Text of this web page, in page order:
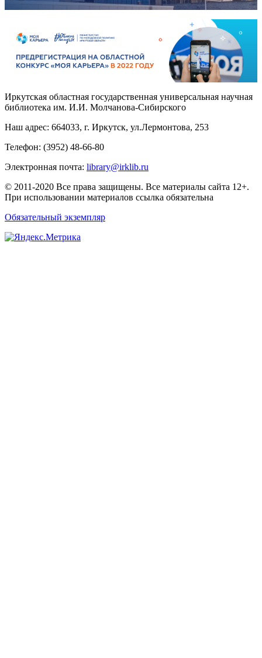
Иркутская областная государственная универсальная научная
библиотека им. И.И. Молчанова-Сибирского
Наш адрес: 664033, г. Иркутск, ул.Лермонтова, 253
Телефон: (3952) 48-66-80
Электронная почта: library@irklib.ru
© 2011-2020 Все права защищены. Все материалы сайта 12+.
При использовании материалов ссылка обязательна
Обязательный экземпляр